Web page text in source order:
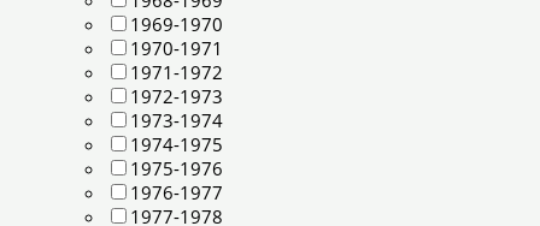
1969-1970
1970-1971
1971-1972
1972-1973
1973-1974
1974-1975
1975-1976
1976-1977
1977-1978